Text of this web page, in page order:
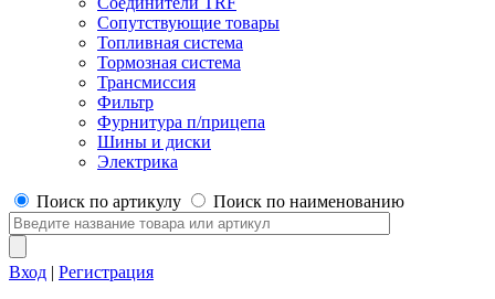
Сопутствующие товары
Топливная система
Тормозная система
Трансмиссия
Фильтр
Фурнитура п/прицепа
Шины и диски
Электрика
Поиск по артикулу Поиск по наименованию
Вход | Регистрация